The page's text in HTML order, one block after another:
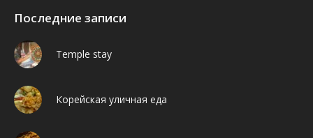
Последние записи
Temple stay
Корейская уличная еда